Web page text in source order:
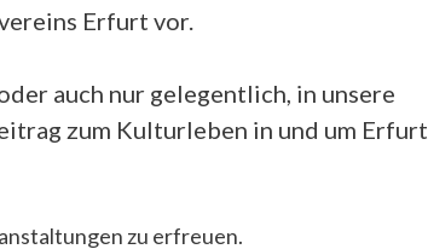
Erfurt vor.
auch nur gelegentlich, in unsere
zum Kulturleben in und um Erfurt
zu erfreuen.